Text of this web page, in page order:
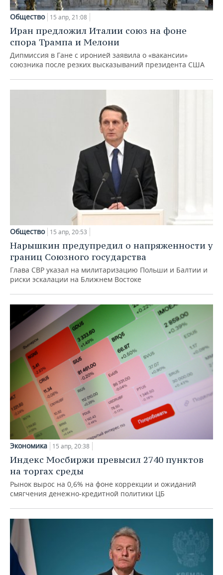
Общество 15 апр, 21:08
Иран предложил Италии союз на фоне
спора Трампа и Мелони
Дипмиссия в Гане с иронией заявила о «вакансии»
союзника после резких высказываний президента США
Общество 15 апр, 20:53
Нарышкин предупредил о напряженности у
границ Союзного государства
Глава СВР указал на милитаризацию Польши и Балтии и
риски эскалации на Ближнем Востоке
Экономика 15 апр, 20:38
Индекс Мосбиржи превысил 2740 пунктов
на торгах среды
Рынок вырос на 0,6% на фоне коррекции и ожиданий
смягчения денежно-кредитной политики ЦБ